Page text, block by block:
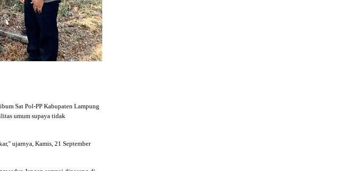
Sat Pol-PP Kabupaten Lampung
umum supaya tidak
ujarnya, Kamis, 21 September